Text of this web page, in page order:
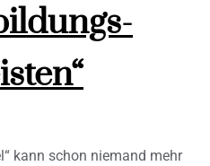
kann schon niemand mehr